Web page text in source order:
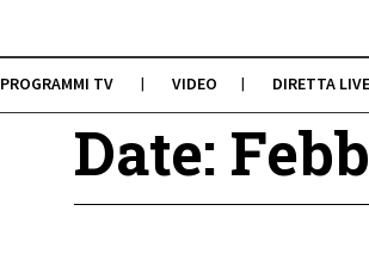
PROGRAMMI TV VIDEO DIRETTA LIVE
Date: